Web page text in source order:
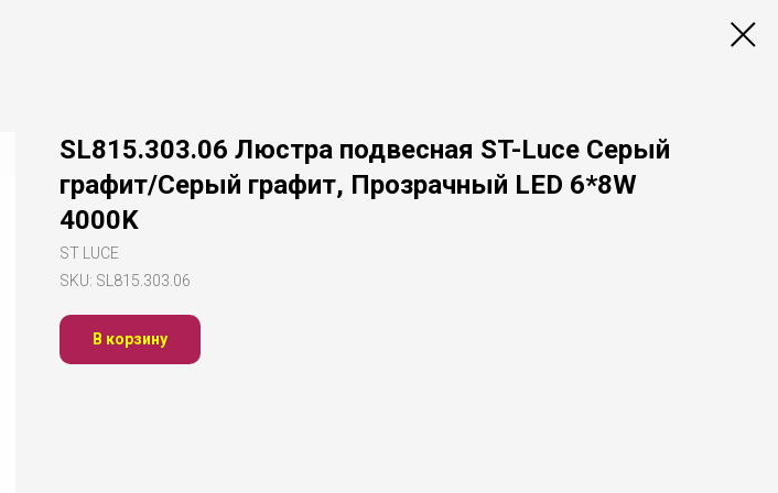
SL815.303.06 Люстра подвесная ST-Luce Серый
графит/Серый графит, Прозрачный LED 6*8W
4000K
ST LUCE
SKU: SL815.303.06
В корзину